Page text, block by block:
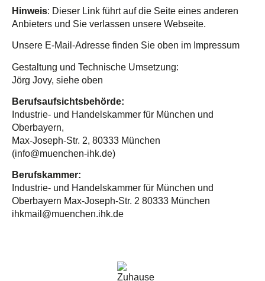
Hinweis: Dieser Link führt auf die Seite eines anderen
Anbieters und Sie verlassen unsere Webseite.
Unsere E-Mail-Adresse finden Sie oben im Impressum
Gestaltung und Technische Umsetzung:
Jörg Jovy, siehe oben
Berufsaufsichtsbehörde:
Industrie- und Handelskammer für München und
Oberbayern,
Max-Joseph-Str. 2, 80333 München
(info@muenchen-ihk.de)
Berufskammer:
Industrie- und Handelskammer für München und
Oberbayern Max-Joseph-Str. 2 80333 München
ihkmail@muenchen.ihk.de